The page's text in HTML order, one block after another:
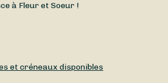
à Fleur et Soeur !
et créneaux disponibles